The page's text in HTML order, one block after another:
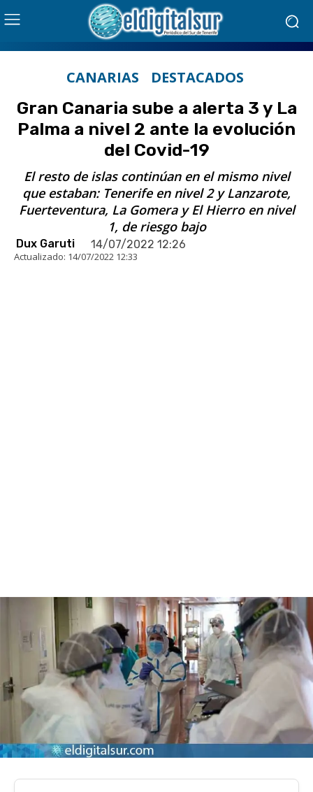
CANARIAS DESTACADOS
Gran Canaria sube a alerta 3 y La
Palma a nivel 2 ante la evolución
del Covid-19
El resto de islas continúan en el mismo nivel
que estaban: Tenerife en nivel 2 y Lanzarote,
Fuerteventura, La Gomera y El Hierro en nivel
1, de riesgo bajo
Dux Garuti 14/07/2022 12:26
Actualizado: 14/07/2022 12:33